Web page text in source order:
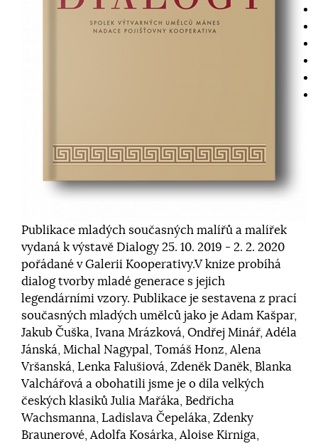
Publikace mladých současných malířů a malířek
vydaná k výstavě Dialogy 25. 10. 2019 - 2. 2. 2020
pořádané v Galerii Kooperativy.V knize probíhá
dialog tvorby mladé generace s jejich
legendárními vzory. Publikace je sestavena z prací
současných mladých umělců jako je Adam Kašpar,
Jakub Čuška, Ivana Mrázková, Ondřej Minář, Adéla
Jánská, Michal Nagypal, Tomáš Honz, Alena
Vršanská, Lenka Falušiová, Zdeněk Daněk, Blanka
Valchářová a obohatili jsme je o díla velkých
českých klasiků Julia Mařáka, Bedřicha
Wachsmanna, Ladislava Čepeláka, Zdenky
Braunerové, Adolfa Kosárka, Aloise Kirniga,